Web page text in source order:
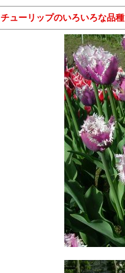
チューリップのいろいろな品種